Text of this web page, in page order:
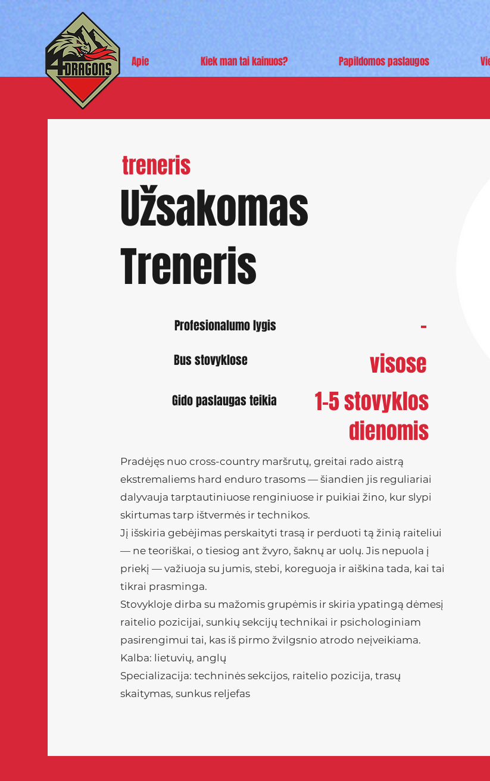
Apie Kiek man tai kainuos? Papildomos paslaugos
Užsakomas
Treneris
treneris
Profesionalumo lygis -
Bus stovyklose visose
Gido paslaugas teikia
1-5 stovyklos
dienomis
Pradėjęs nuo cross-country maršrutų, greitai rado aistrą
ekstremaliems hard enduro trasoms — šiandien jis reguliariai
dalyvauja tarptautiniuose renginiuose ir puikiai žino, kur slypi
skirtumas tarp ištvermės ir technikos.
Jį išskiria gebėjimas perskaityti trasą ir perduoti tą žinią raiteliui
— ne teoriškai, o tiesiog ant žvyro, šaknų ar uolų. Jis nepuola į
priekį — važiuoja su jumis, stebi, koreguoja ir aiškina tada, kai tai
tikrai prasminga.
Stovykloje dirba su mažomis grupėmis ir skiria ypatingą dėmesį
raitelio pozicijai, sunkių sekcijų technikai ir psichologiniam
pasirengimui tai, kas iš pirmo žvilgsnio atrodo neįveikiama.
Kalba: lietuvių, anglų
Specializacija: techninės sekcijos, raitelio pozicija, trasų
skaitymas, sunkus reljefas